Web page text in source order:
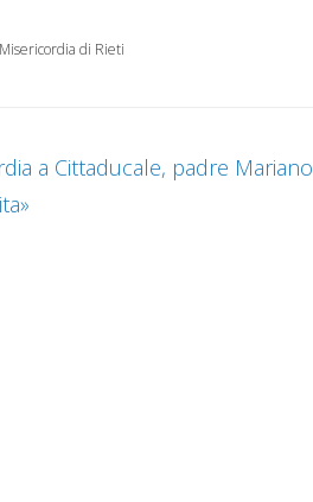
di Rieti
a Cittaducale, padre